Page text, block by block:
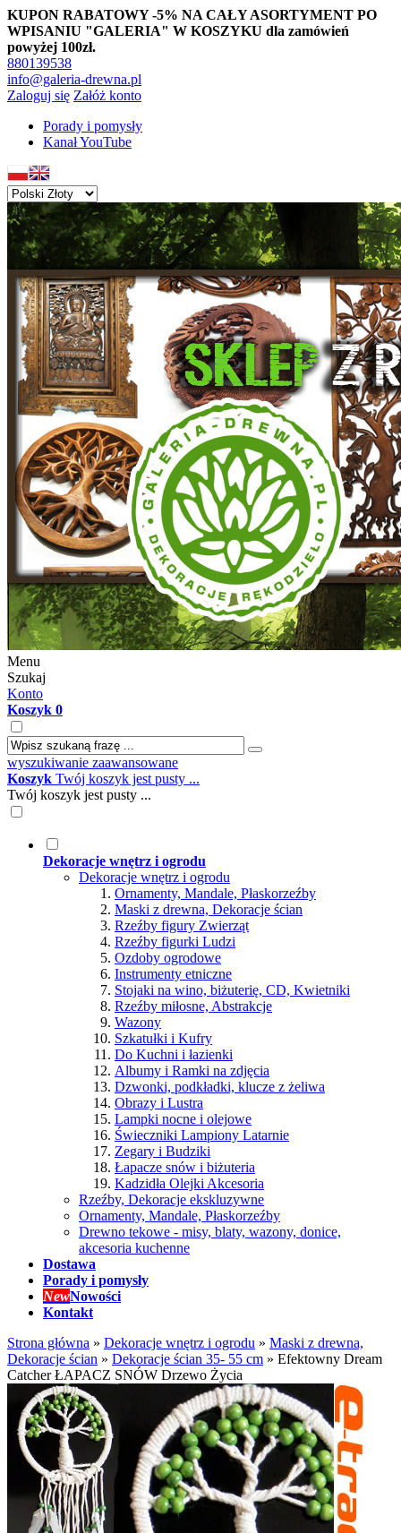
KUPON RABATOWY -5% NA CAŁY ASORTYMENT PO
WPISANIU "GALERIA" W KOSZYKU dla zamówień
powyżej 100zł.
880139538
info@galeria-drewna.pl
Zaloguj się Załóż konto
Porady i pomysły
Kanał YouTube
Menu
Szukaj
Konto
Koszyk 0
wyszukiwanie zaawansowane
Koszyk Twój koszyk jest pusty ...
Twój koszyk jest pusty ...
Dekoracje wnętrz i ogrodu
Dekoracje wnętrz i ogrodu
Ornamenty, Mandale, Płaskorzeźby
Maski z drewna, Dekoracje ścian
Rzeźby figury Zwierząt
Rzeźby figurki Ludzi
Ozdoby ogrodowe
Instrumenty etniczne
Stojaki na wino, biżuterię, CD, Kwietniki
Rzeźby miłosne, Abstrakcje
Wazony
Szkatułki i Kufry
Do Kuchni i łazienki
Albumy i Ramki na zdjęcia
Dzwonki, podkładki, klucze z żeliwa
Obrazy i Lustra
Lampki nocne i olejowe
Świeczniki Lampiony Latarnie
Zegary i Budziki
Łapacze snów i biżuteria
Kadzidła Olejki Akcesoria
Rzeźby, Dekoracje ekskluzywne
Ornamenty, Mandale, Płaskorzeźby
Drewno tekowe - misy, blaty, wazony, donice,
akcesoria kuchenne
Dostawa
Porady i pomysły
NewNowości
Kontakt
Strona główna » Dekoracje wnętrz i ogrodu » Maski z drewna,
Dekoracje ścian » Dekoracje ścian 35- 55 cm » Efektowny Dream
Catcher ŁAPACZ SNÓW Drzewo Życia